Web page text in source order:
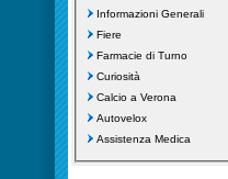
Informazioni Generali
Fiere
Farmacie di Turno
Curiosità
Calcio a Verona
Autovelox
Assistenza Medica